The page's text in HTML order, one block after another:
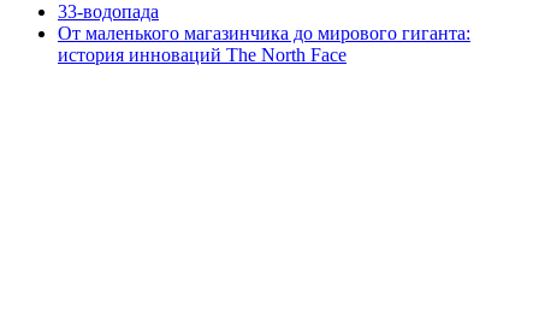
33-водопада
От маленького магазинчика до мирового гиганта:
история инноваций The North Face